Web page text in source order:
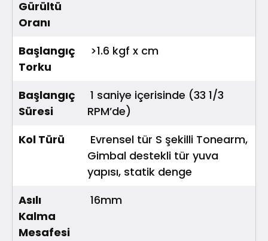
Gürültü
Oranı
Başlangıç
Torku
>1.6 kgf x cm
Başlangıç
Süresi
1 saniye içerisinde (33 1/3
RPM’de)
Kol Türü
Evrensel tür S şekilli Tonearm,
Gimbal destekli tür yuva
yapısı, statik denge
Asılı
Kalma
Mesafesi
16mm